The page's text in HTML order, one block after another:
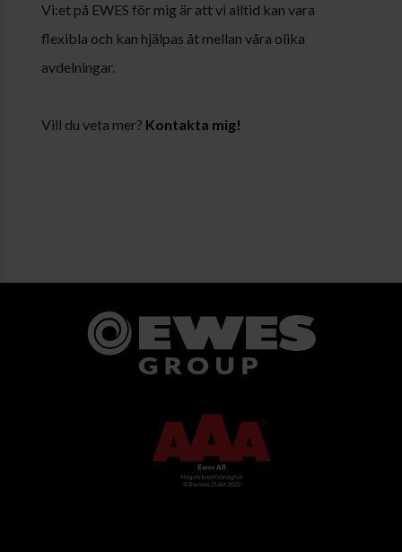
Vi:et på EWES för mig är att vi alltid kan vara
flexibla och kan hjälpas åt mellan våra olika
avdelningar.
Vill du veta mer? Kontakta mig!